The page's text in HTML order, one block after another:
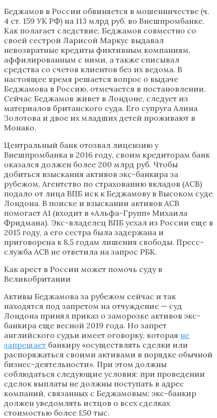
Беджамов в России обвиняется в мошенничестве (ч.
4 ст. 159 УК РФ) на 113 млрд руб. во Внешпромбанке.
Как полагает следствие, Беджамов совместно со
своей сестрой Ларисой Маркус выдавал
невозвратные кредиты фиктивным компаниям,
аффилированным с ними, а также списывал
средства со счетов клиентов без их ведома. В
настоящее время решается вопрос о выдаче
Беджамова в Россию, отмечается в постановлении.
Сейчас Беджамов живет в Лондоне, следует из
материалов британского суда. Его супруга Алина
Золотова и двое их младших детей проживают в
Монако.
Центральный банк отозвал лицензию у
Внешпромбанка в 2016 году, своим кредиторам банк
оказался должен более 200 млрд руб. Чтобы
добиться взыскания активов экс-банкира за
рубежом, Агентство по страхованию вкладов (АСВ)
подало от лица ВПБ иск к Беджамову в Высоком суде
Лондона. В поиске и взыскании активов АСВ
помогает А1 (входит в «Альфа-Групп» Михаила
Фридмана). Экс-владелец ВПБ уехал из России еще в
2015 году, а его сестра была задержана и
приговорена к 8,5 годам лишения свободы. Пресс-
служба АСВ не ответила на запрос РБК.
Как арест в России может помочь суду в
Великобритании
Активы Беджамова за рубежом сейчас и так
находятся под запретом на отчуждение — суд
Лондона принял приказ о заморозке активов экс-
банкира еще весной 2019 года. Но запрет
английского судьи имеет оговорку, которая не
запрещает банкиру «осуществлять сделки или
распоряжаться своими активами в порядке обычной
бизнес-деятельности». При этом должны
соблюдаться следующие условия: при проведении
сделок выплаты не должны поступать в адрес
компаний, связанных с Беджамовым; экс-банкир
должен уведомлять истцов о всех сделках
стоимостью более £50 тыс.